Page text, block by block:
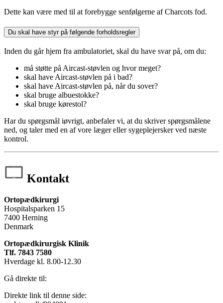
Dette kan være med til at forebygge senfølgerne af Charcots fod.
Du skal have styr på følgende forholdsregler
Inden du går hjem fra ambulatoriet, skal du have svar på, om du:
må støtte på Aircast-støvlen og hvor meget?
skal have Aircast-støvlen på i bad?
skal have Aircast-støvlen på, når du sover?
skal bruge albuestokke?
skal bruge kørestol?
Har du spørgsmål iøvrigt, anbefaler vi, at du skriver spørgsmålene
ned, og taler med en af vore læger eller sygeplejersker ved næste
kontrol.
Kontakt
Ortopædkirurgi
Hospitalsparken 15
7400 Herning
Denmark
Ortopædkirurgisk Klinik
Tlf. 7843 7580
Hverdage kl. 8.00-12.30
Gå direkte til:
Direkte link til denne side: